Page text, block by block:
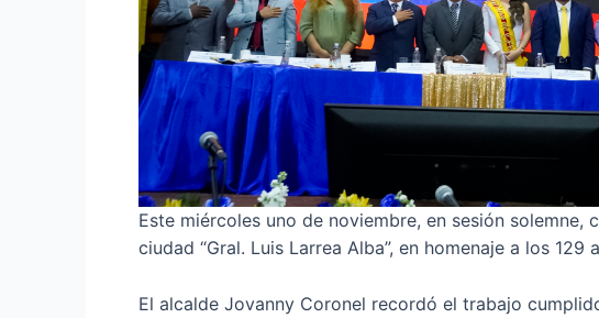
Este miércoles uno de noviembre, en sesión solemne,
ciudad “Gral. Luis Larrea Alba”, en homenaje a los 129
El alcalde Jovanny Coronel recordó el trabajo